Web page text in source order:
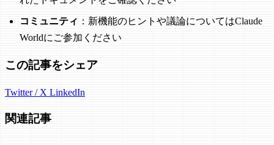
コミュニティ ：新機能のヒントや議論についてはClaude
Worldにご参加ください
この記事をシェア
Twitter / X LinkedIn
関連記事